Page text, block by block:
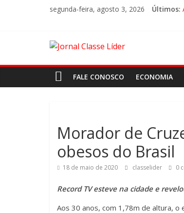
segunda-feira, agosto 3, 2026 Últimos:
FALE CONOSCO ECONOMIA
Morador de
obesos do Brasil
18 de maio de 2020 classelider 0
Record TV esteve na cidade e
Aos 30 anos, com 1,78m de altura,